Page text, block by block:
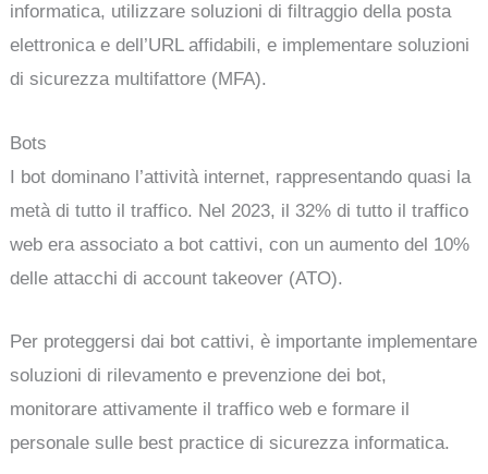
informatica, utilizzare soluzioni di filtraggio della posta
elettronica e dell’URL affidabili, e implementare soluzioni
di sicurezza multifattore (MFA).
Bots
I bot dominano l’attività internet, rappresentando quasi la
metà di tutto il traffico. Nel 2023, il 32% di tutto il traffico
web era associato a bot cattivi, con un aumento del 10%
delle attacchi di account takeover (ATO).
Per proteggersi dai bot cattivi, è importante implementare
soluzioni di rilevamento e prevenzione dei bot,
monitorare attivamente il traffico web e formare il
personale sulle best practice di sicurezza informatica.